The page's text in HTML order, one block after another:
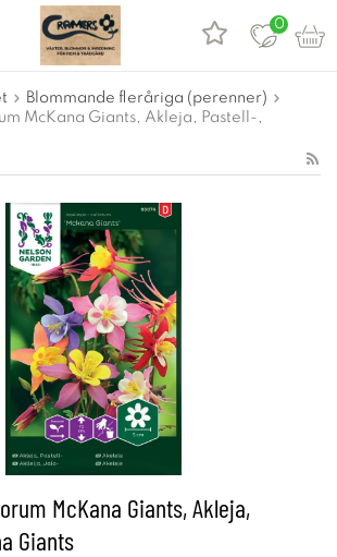
0
Blommande fleråriga (perenner)
McKana Giants, Akleja, Pastell-,
McKana Giants, Akleja,
Giants